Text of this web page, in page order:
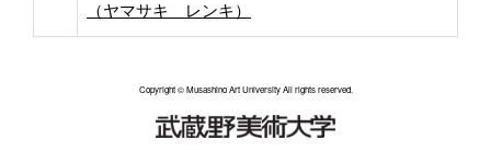
（ヤマサキ レンキ）
Copyright © Musashino Art University All rights reserved.